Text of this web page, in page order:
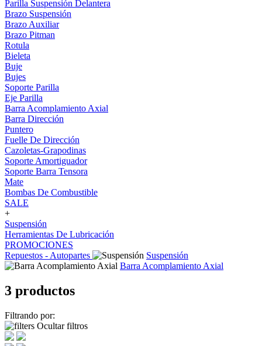
Parilla Suspensión Delantera
Brazo Suspensión
Brazo Auxiliar
Brazo Pitman
Rotula
Bieleta
Buje
Bujes
Soporte Parilla
Eje Parilla
Barra Acomplamiento Axial
Barra Dirección
Puntero
Fuelle De Dirección
Cazoletas-Grapodinas
Soporte Amortiguador
Soporte Barra Tensora
Mate
Bombas De Combustible
SALE
+
Suspensión
Herramientas De Lubricación
PROMOCIONES
Repuestos - Autopartes
Suspensión
Barra Acomplamiento Axial
3 productos
Filtrando por:
Ocultar filtros